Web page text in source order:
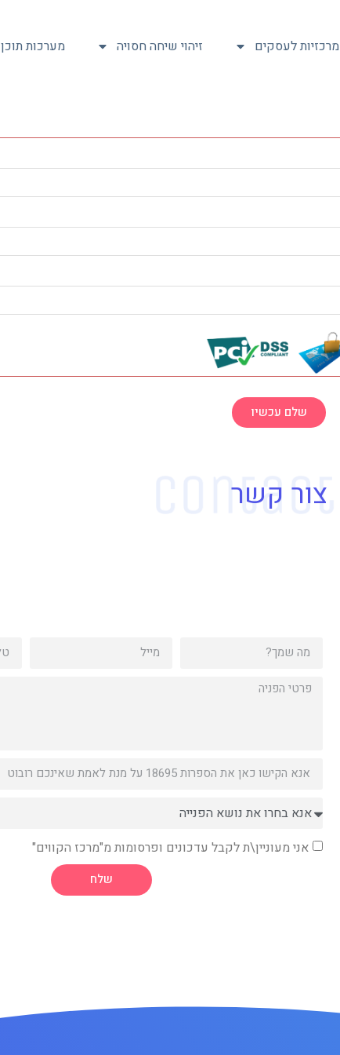
מרכזיות לעסקים זיהוי שיחה חסויה מערכות תוכן
שלם עכשיו
צור קשר
אני מעוניין\ת לקבל עדכונים ופרסומות מ"מרכז הקווים"
שלח